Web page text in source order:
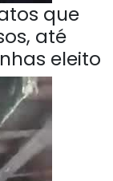
que
até
eleito